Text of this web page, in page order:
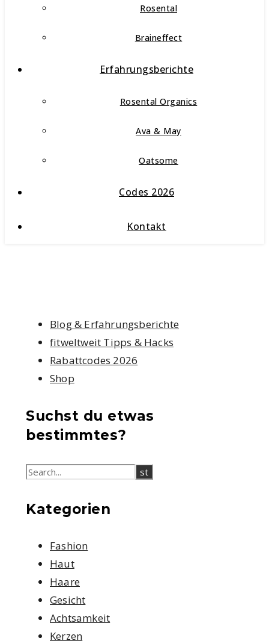
Rosental
Braineffect
Erfahrungsberichte
Rosental Organics
Ava & May
Oatsome
Codes 2026
Kontakt
Blog & Erfahrungsberichte
fitweltweit Tipps & Hacks
Rabattcodes 2026
Shop
Suchst du etwas
bestimmtes?
Kategorien
Fashion
Haut
Haare
Gesicht
Achtsamkeit
Kerzen